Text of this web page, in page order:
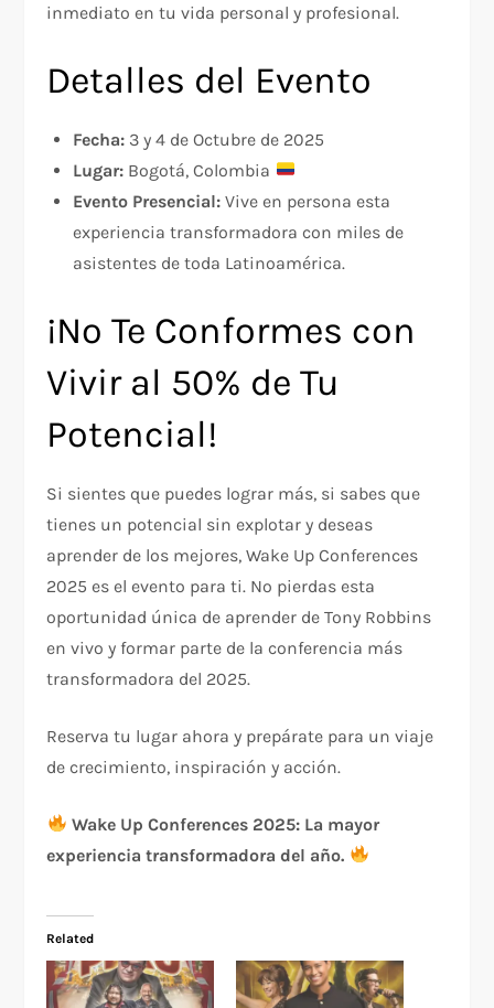
inmediato en tu vida personal y profesional.
Detalles del Evento
Fecha: 3 y 4 de Octubre de 2025
Lugar: Bogotá, Colombia
Evento Presencial: Vive en persona esta
experiencia transformadora con miles de
asistentes de toda Latinoamérica.
¡No Te Conformes con
Vivir al 50% de Tu
Potencial!
Si sientes que puedes lograr más, si sabes que
tienes un potencial sin explotar y deseas
aprender de los mejores, Wake Up Conferences
2025 es el evento para ti. No pierdas esta
oportunidad única de aprender de Tony Robbins
en vivo y formar parte de la conferencia más
transformadora del 2025.
Reserva tu lugar ahora y prepárate para un viaje
de crecimiento, inspiración y acción.
Wake Up Conferences 2025: La mayor
experiencia transformadora del año.
Related